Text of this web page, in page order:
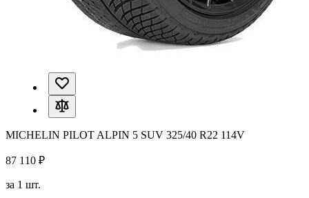
MICHELIN PILOT ALPIN 5 SUV 325/40 R22 114V
87 110 ₽
за 1 шт.